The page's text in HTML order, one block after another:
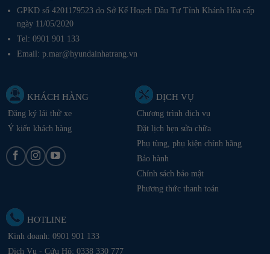
GPKD số 4201179523 do Sở Kế Hoạch Đầu Tư Tỉnh Khánh Hòa cấp
ngày 11/05/2020
Tel: 0901 901 133
Email: p.mar@hyundainhatrang.vn
KHÁCH HÀNG
Đăng ký lái thử xe
Ý kiến khách hàng
DỊCH VỤ
Chương trình dịch vụ
Đặt lịch hẹn sửa chữa
Phụ tùng, phụ kiện chính hãng
Bảo hành
Chính sách bảo mật
Phương thức thanh toán
HOTLINE
Kinh doanh: 0901 901 133
Dịch Vụ - Cứu Hộ: 0338 330 777